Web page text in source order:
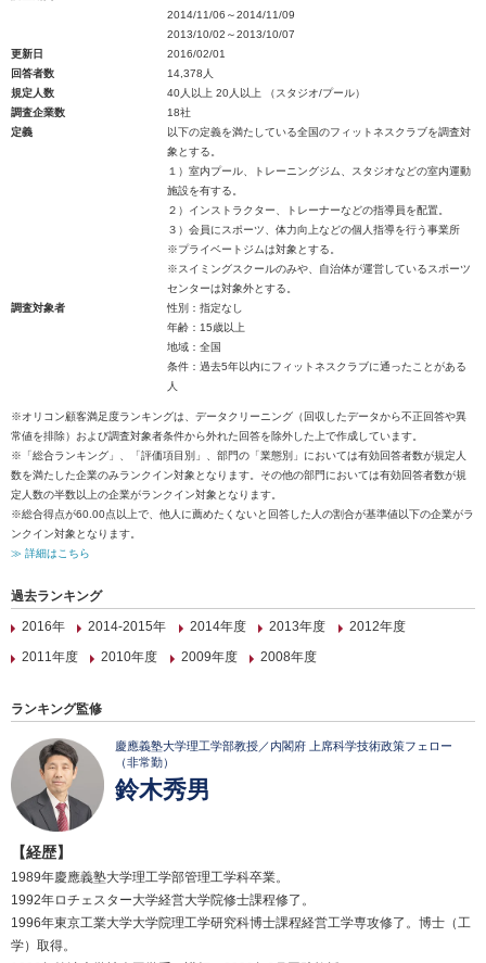
2014/11/06～2014/11/09
2013/10/02～2013/10/07
更新日
2016/02/01
回答者数
14,378人
規定人数
40人以上 20人以上 （スタジオ/プール）
調査企業数
18社
定義
以下の定義を満たしている全国のフィットネスクラブを調査対
象とする。
１）室内プール、トレーニングジム、スタジオなどの室内運動
施設を有する。
２）インストラクター、トレーナーなどの指導員を配置。
３）会員にスポーツ、体力向上などの個人指導を行う事業所
※プライベートジムは対象とする。
※スイミングスクールのみや、自治体が運営しているスポーツ
センターは対象外とする。
調査対象者
性別：指定なし
年齢：15歳以上
地域：全国
条件：過去5年以内にフィットネスクラブに通ったことがある
人
※オリコン顧客満足度ランキングは、データクリーニング（回収したデータから不正回答や異
常値を排除）および調査対象者条件から外れた回答を除外した上で作成しています。
※「総合ランキング」、「評価項目別」、部門の「業態別」においては有効回答者数が規定人
数を満たした企業のみランクイン対象となります。その他の部門においては有効回答者数が規
定人数の半数以上の企業がランクイン対象となります。
※総合得点が60.00点以上で、他人に薦めたくないと回答した人の割合が基準値以下の企業がラ
ンクイン対象となります。
≫ 詳細はこちら
過去ランキング
2016年
2014-2015年 2014年度 2013年度
2012年度
2011年度
2010年度 2009年度 2008年度
ランキング監修
慶應義塾大学理工学部教授／内閣府 上席科学技術政策フェロー
（非常勤）
鈴木秀男
【経歴】
1989年慶應義塾大学理工学部管理工学科卒業。
1992年ロチェスター大学経営大学院修士課程修了。
1996年東京工業大学大学院理工学研究科博士課程経営工学専攻修了。博士（工
学）取得。